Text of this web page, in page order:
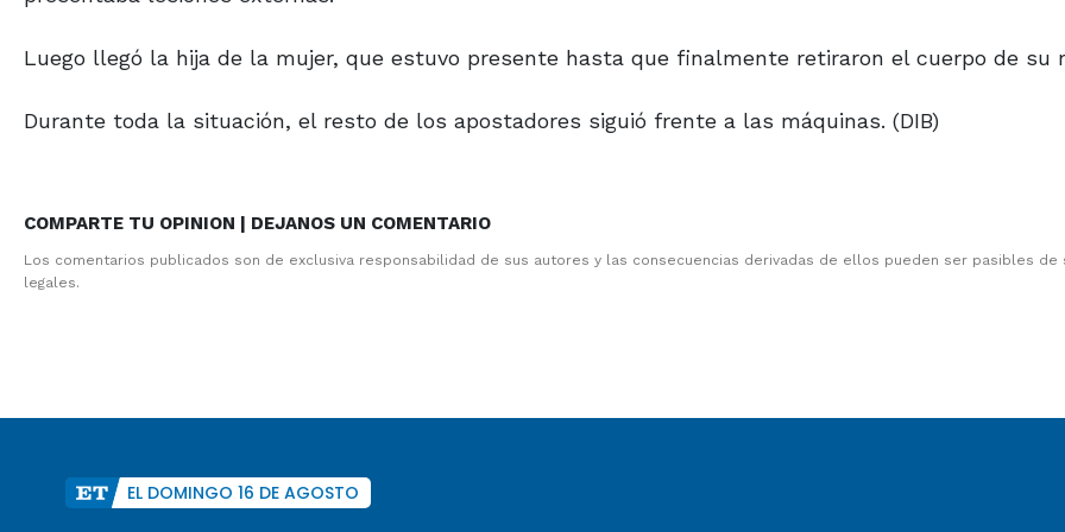
Luego llegó la hija de la mujer, que estuvo presente hasta que finalmente retiraron el cuerpo de su
Durante toda la situación, el resto de los apostadores siguió frente a las máquinas. (DIB)
COMPARTE TU OPINION | DEJANOS UN COMENTARIO
Los comentarios publicados son de exclusiva responsabilidad de sus autores y las consecuencias derivadas de ellos pueden ser pasibles de
legales.
EL DOMINGO 16 DE AGOSTO